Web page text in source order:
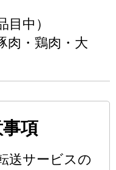
中）
肉・鶏肉・大
項
送サービスの